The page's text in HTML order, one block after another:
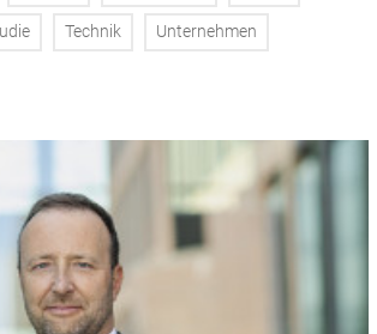
Technik Unternehmen